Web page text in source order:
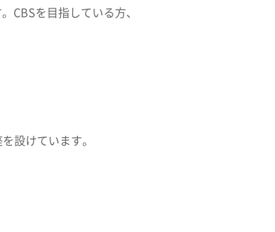
CBSを目指している方、
設けています。